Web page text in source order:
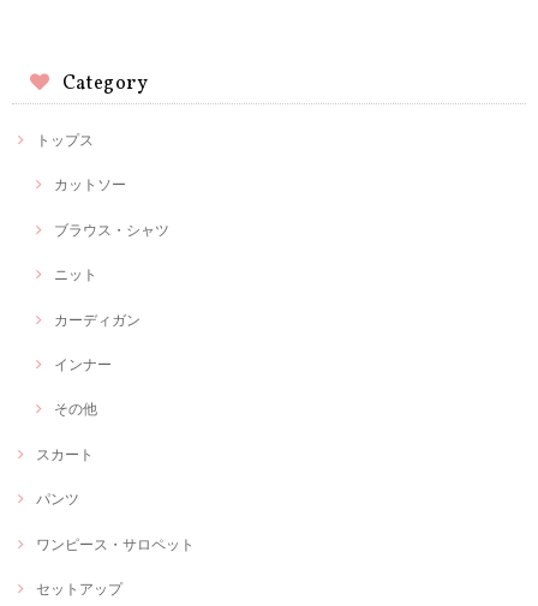
Category
トップス
カットソー
ブラウス・シャツ
ニット
カーディガン
インナー
その他
スカート
パンツ
ワンピース・サロペット
セットアップ